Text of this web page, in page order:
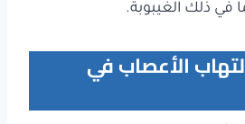
في ذلك الغيبوبة.
الأعصاب في